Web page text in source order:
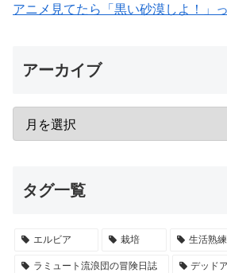
アニメ見てたら「黒い砂漠しよ！」
アーカイブ
タグ一覧
エルビア 栽培 生活熟
ラミュート流浪団の冒険日誌 デッド